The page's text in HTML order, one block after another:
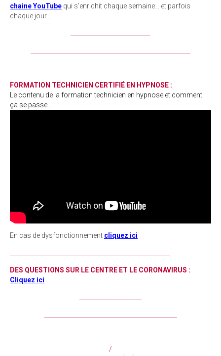
chaine YouTube qui s’enrichit chaque semaine… et parfois
chaque jour…
FORMATION TECHNICIEN CERTIFIÉ EN HYPNOSE :
Le contenu de la formation technicien en hypnose et comment
ça se passe…
En cas de dysfonctionnement cliquez ici
DES QU ESTIONS SUR LE CENTRE ET LE CORONAVIRUS :
Cliquez ici
/